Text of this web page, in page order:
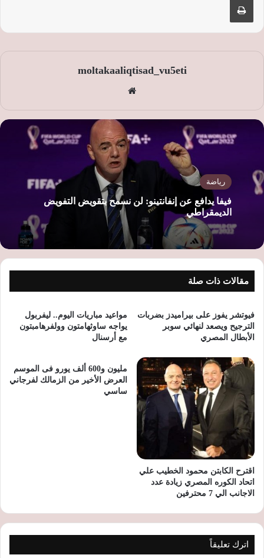
moltakaaliqtisad_vu5eti
الوي
ب
رياضة
فيفا يدافع عن إنفانتينو: لن نسمح بتقويض التفويض
الديمقراطي
مقالات ذات صلة
فيوتشر يفوز على بيراميدز بضربات
الترجيح ويصعد لنهائي سوبر
الأبطال المصري
مواعيد مباريات اليوم.. ليفربول
يواجه ساوثهامتون وولفرهامبتون
مع أرسنال
اقترح الكابتن محمود الخطيب علي
اتحاد الكوره المصري زيادة عدد
الاجانب الي 7 محترفين
مليون و600 ألف يورو فى الموسم
العرض الأخير من الزمالك لفرجاني
ساسي
اترك تعليقاً